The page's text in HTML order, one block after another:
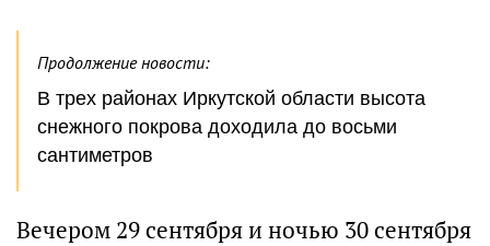
Продолжение новости:
В трех районах Иркутской области высота
снежного покрова доходила до восьми
сантиметров
Вечером 29 сентября и ночью 30 сентября